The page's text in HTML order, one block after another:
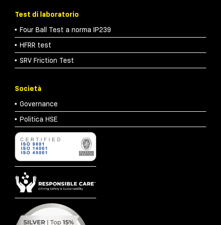
Test di laboratorio
Four Ball Test a norma IP239
HFRR test
SRV Friction Test
Società
Governance
Politica HSE